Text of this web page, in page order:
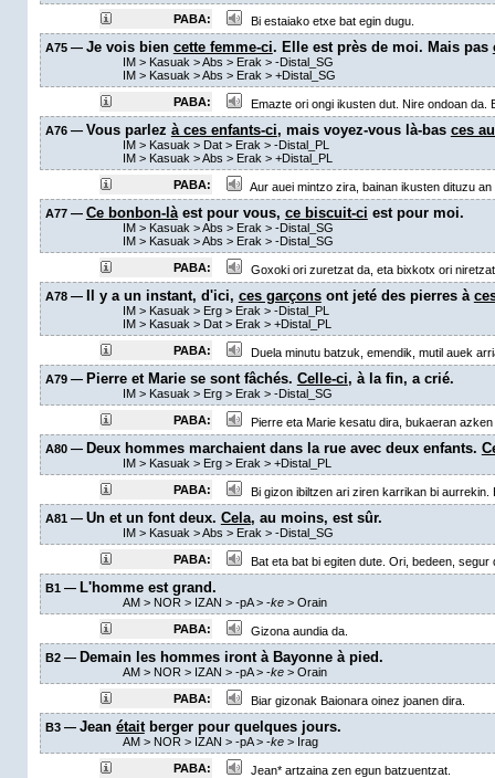
PABA:
Bi estaiako etxe bat egin dugu.
A75 — Je vois bien cette femme-ci. Elle est près de moi. Mais pas
IM> Kasuak >Abs > Erak > -Distal_SG
IM> Kasuak >Abs > Erak > +Distal_SG
PABA:
Emazte ori ongi ikusten dut. Nire ondoan da.
A76 — Vous parlez à ces enfants-ci, mais voyez-vous là-bas ces
IM> Kasuak > Dat> Erak > -Distal_PL
IM> Kasuak >Abs > Erak > +Distal_PL
PABA:
Aur auei mintzo zira, bainan ikusten dituzu
A77 — Ce bonbon-làest pour vous, ce biscuit-ci est pour moi.
IM> Kasuak >Abs > Erak > -Distal_SG
IM> Kasuak >Abs > Erak > -Distal_SG
PABA:
Goxoki ori zuretzat da, eta bixkotx ori
A78 —
Il y a un instant, d'ici, ces garçonsont jeté des pierres à
IM> Kasuak > Erg> Erak > -Distal_PL
IM> Kasuak > Dat> Erak > +Distal_PL
PABA:
Duela minutu batzuk, emendik, mutil auek
A79 — Pierre et Marie se sont fâchés. Celle-ci, à la fin, a crié.
IM> Kasuak > Erg> Erak > -Distal_SG
PABA:
Pierre eta Marie kesatu dira, bukaeran
A80 — Deux hommes marchaient dans la rue avec deux enfants.
IM> Kasuak > Erg> Erak > +Distal_PL
PABA:
Bi gizon ibiltzen ari ziren karrikan bi aurrekin.
A81 — Un et un font deux. Cela, au moins, est sûr.
IM> Kasuak >Abs > Erak > -Distal_SG
PABA:
Bat eta bat bi egiten dute. Ori, bedeen, segur
B1 — L'homme est grand.
AM> NOR > IZAN > -pA> -ke> Orain
PABA:
Gizona aundia da.
B2 — Demain les hommes iront à Bayonne à pied.
AM> NOR > IZAN > -pA> -ke> Orain
PABA:
Biar gizonak Baionara oinez joanen dira.
B3 — Jean étaitberger pour quelques jours.
AM> NOR > IZAN > -pA> -ke> Irag
PABA:
Jean* artzaina zen egun batzuentzat.